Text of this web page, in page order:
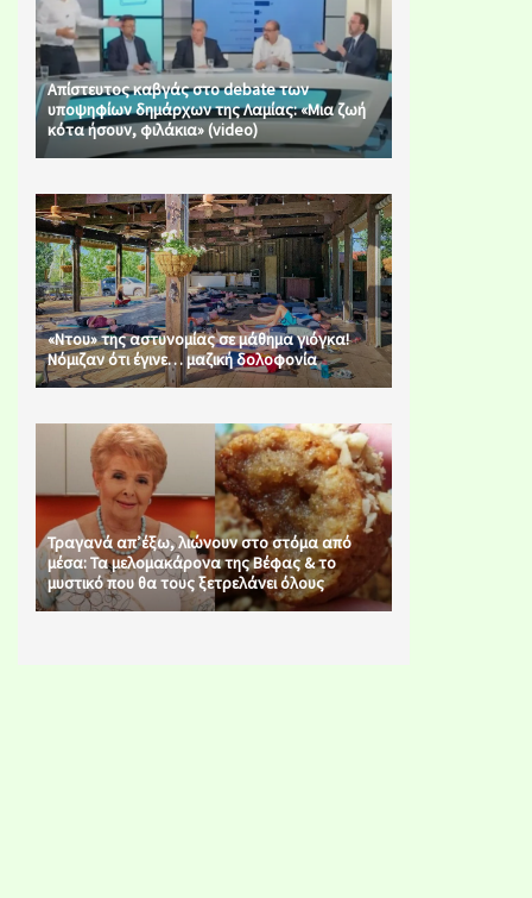
Απίστευτος καβγάς στο debate των
υποψηφίων δημάρχων της Λαμίας: «Μια ζωή
κότα ήσουν, φιλάκια» (video)
«Ντου» της αστυνομίας σε μάθημα γιόγκα!
Νόμιζαν ότι έγινε… μαζική δολοφονία
Τραγανά απ’έξω, λιώνουν στο στόμα από
μέσα: Τα μελομακάρονα της Βέφας & το
μυστικό που θα τους ξετρελάνει όλους